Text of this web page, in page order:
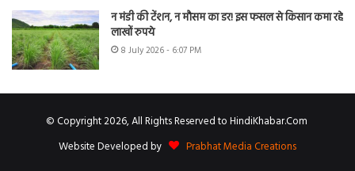
न मंडी की टेंशन, न मौसम का डर! इस फसल से किसान कमा रहे
लाखों रुपये
8 July 2026 - 6:07 PM
© Copyright 2026, All Rights Reserved to HindiKhabar.Com
Website Developed by
Prabhat Media Creations